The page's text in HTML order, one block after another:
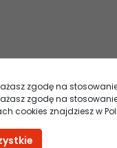
zgodę na
zgodę na
cookies znajdziesz w